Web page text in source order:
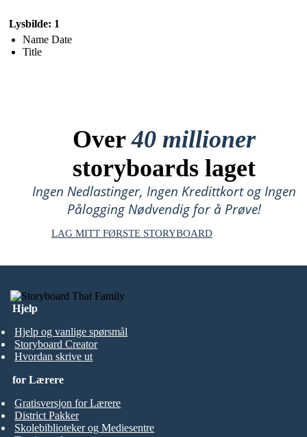
Lysbilde: 1
Name Date
Title
Over40 millioner
storyboards laget
Ingen Nedlastinger, Ingen Kredittkort og Ingen
Pålogging Nødvendig for å Prøve!
LAG MITT FØRSTE STORYBOARD
Hjelp
Hjelp og vanlige spørsmål
Storyboard Creator
Hvordan skrive ut
for Lærere
Gratisversjon for Lærere
District Pakker
Skolebiblioteker og Mediesentre